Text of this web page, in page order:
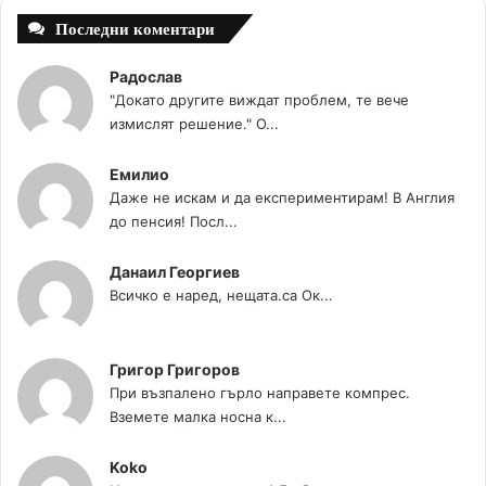
Последни коментари
Радослав
"Докато другите виждат проблем, те вече
измислят решение." О...
Емилио
Даже не искам и да експериментирам! В Англия
до пенсия! Посл...
Данаил Георгиев
Всичко е наред, нещата.са Ок...
Григор Григоров
При възпалено гърло направете компрес.
Вземете малка носна к...
Koko